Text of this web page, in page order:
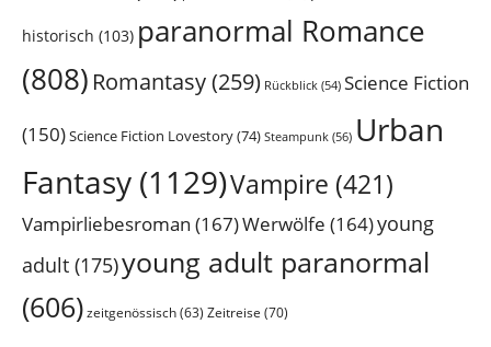
historisch (103) paranormal Romance
(808) Romantasy(259) Rückblick (54) Science Fiction
(150)Science Fiction Lovestory(74) Steampunk (56) Urban
Fantasy (1129)Vampire (421)
Vampirliebesroman (167)Werwölfe (164)young
adult (175)young adult paranormal
(606) zeitgenössisch (63) Zeitreise (70)